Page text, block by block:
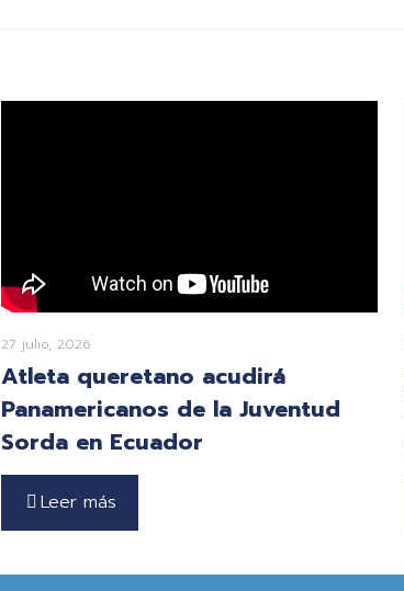
27 julio, 2026
Atleta queretano acudirá
Panamericanos de la Juventud
Sorda en Ecuador
Leer más